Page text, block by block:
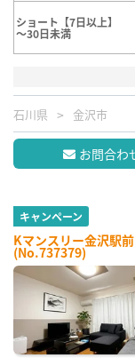
ショート【7日以上】
～30日未満
石川県 金沢市
お問合わ
キャンペーン
Kマンスリー金沢駅
(No.737379)